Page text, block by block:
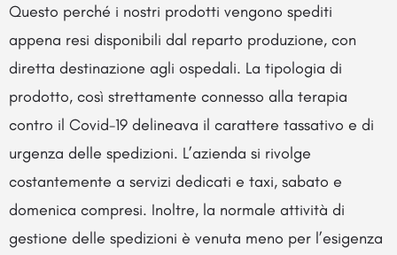
Questo perché i nostri prodotti vengono spediti
appena resi disponibili dal reparto produzione, con
diretta destinazione agli ospedali. La tipologia di
prodotto, così strettamente connesso alla terapia
contro il Covid-19 delineava il carattere tassativo e di
urgenza delle spedizioni. L’azienda si rivolge
costantemente a servizi dedicati e taxi, sabato e
domenica compresi. Inoltre, la normale attività di
gestione delle spedizioni è venuta meno per l’esigenza